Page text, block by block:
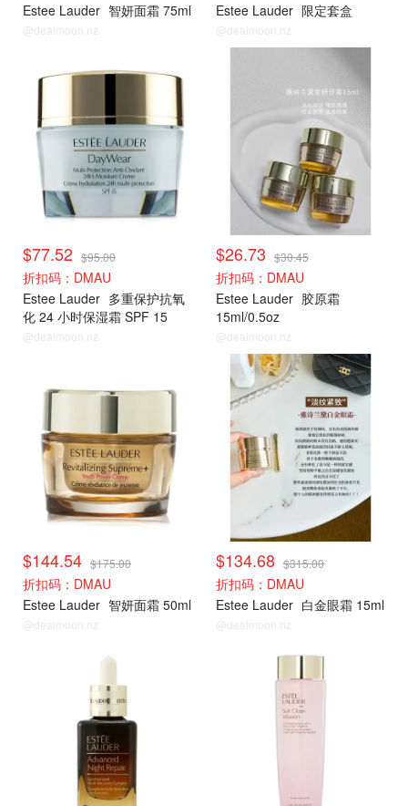
Estee Lauder 智妍面霜 75ml
@dealmoon.nz
Estee Lauder 限定套盒
@dealmoon.nz
$77.52 $95.00
折扣码：DMAU
Estee Lauder 多重保护抗氧
化 24 小时保湿霜 SPF 15
50ml/1.7oz
@dealmoon.nz
$26.73 $30.45
折扣码：DMAU
Estee Lauder 胶原霜
15ml/0.5oz
@dealmoon.nz
$144.54 $175.00
折扣码：DMAU
Estee Lauder 智妍面霜 50ml
@dealmoon.nz
雅诗兰黛
$134.68 $315.00
折扣码：DMAU
Estee Lauder 白金眼霜 15ml
@dealmoon.nz